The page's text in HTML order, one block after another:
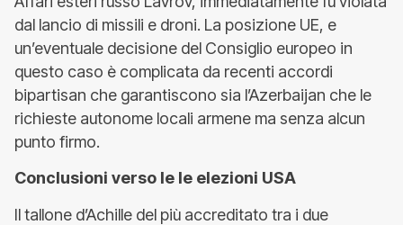
dal lancio di missili e droni. La posizione UE, e
un’eventuale decisione del Consiglio europeo in
questo caso è complicata da recenti accordi
bipartisan che garantiscono sia l’Azerbaijan che le
richieste autonome locali armene ma senza alcun
punto firmo.
Conclusioni verso le le elezioni USA
Il tallone d’Achille del più accreditato tra i due